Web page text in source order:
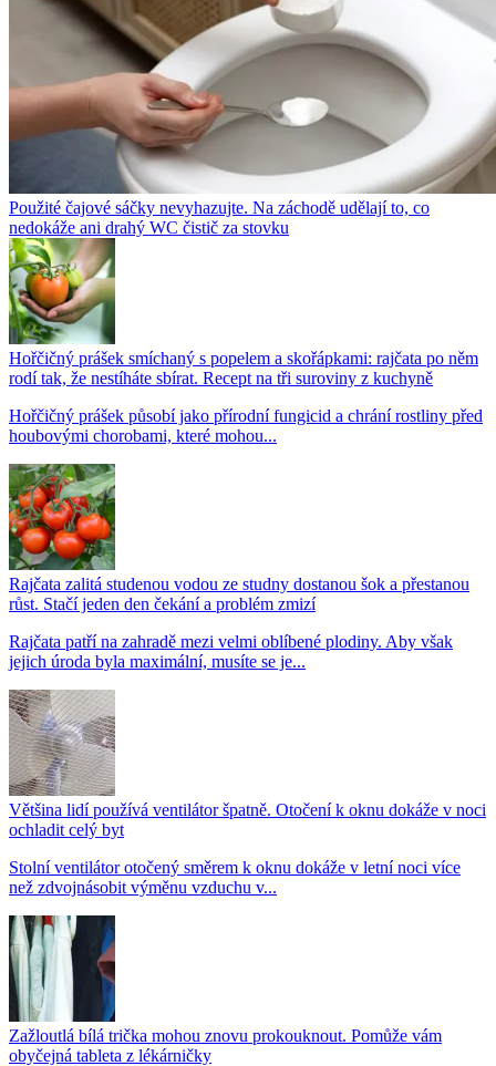
Použité čajové sáčky nevyhazujte. Na záchodě udělají to, co
nedokáže ani drahý WC čistič za stovku
Hořčičný prášek smíchaný s popelem a skořápkami: rajčata po něm
rodí tak, že nestíháte sbírat. Recept na tři suroviny z kuchyně
Hořčičný prášek působí jako přírodní fungicid a chrání rostliny před
houbovými chorobami, které mohou...
Rajčata zalitá studenou vodou ze studny dostanou šok a přestanou
růst. Stačí jeden den čekání a problém zmizí
Rajčata patří na zahradě mezi velmi oblíbené plodiny. Aby však
jejich úroda byla maximální, musíte se je...
Většina lidí používá ventilátor špatně. Otočení k oknu dokáže v noci
ochladit celý byt
Stolní ventilátor otočený směrem k oknu dokáže v letní noci více
než zdvojnásobit výměnu vzduchu v...
Zažloutlá bílá trička mohou znovu prokouknout. Pomůže vám
obyčejná tableta z lékárničky